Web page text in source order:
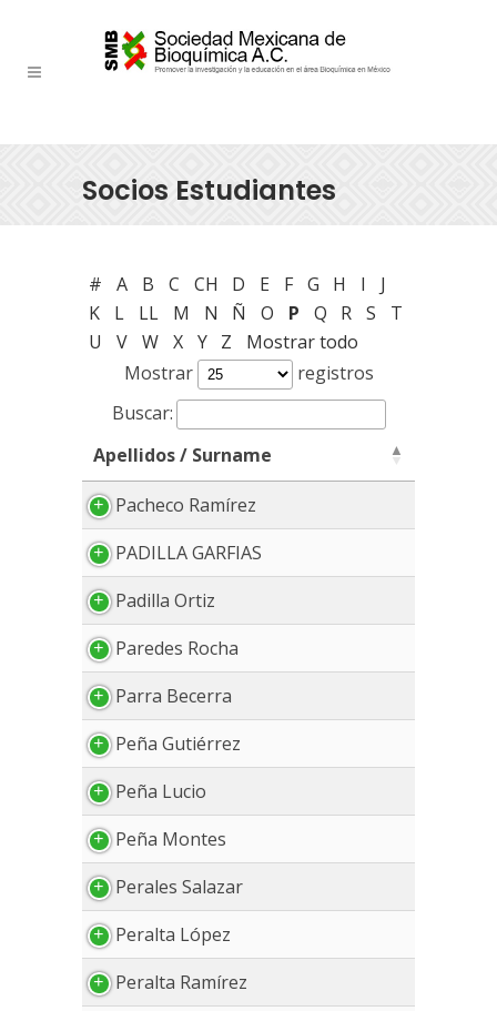
Socios Estudiantes
# A B C CH D E F G H I
J
K
L LL M N Ñ O P Q R S
T
U
V W X Y Z
Mostrar todo
Mostrar
registros
Buscar:
Apellidos / Surname
Apellidos / Surname
Pacheco Ramírez
PADILLA GARFIAS
Padilla Ortiz
Paredes Rocha
Parra Becerra
Peña Gutiérrez
Peña Lucio
Peña Montes
Perales Salazar
Peralta López
Peralta Ramírez